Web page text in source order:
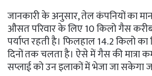
जानकारी के अनुसार, तेल कंपनियों का
औसत परिवार के लिए 10 किलो गैस
पर्याप्त रहती है। फिलहाल 14.2 किलो
दिनों तक चलता है। ऐसे में गैस की मात्रा
सप्लाई को उन इलाकों में भेजा जा सकेगा